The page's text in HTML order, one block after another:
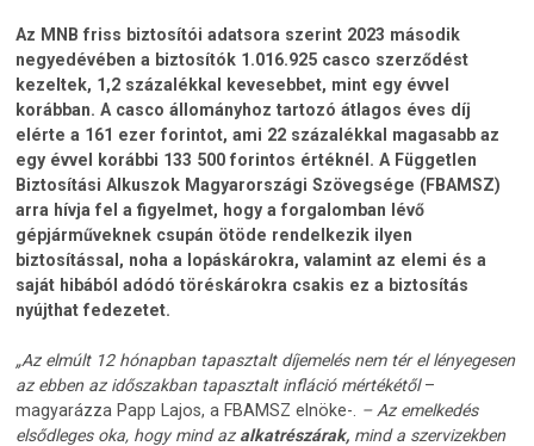
Az MNB friss biztosítói adatsora szerint 2023 második
negyedévében a biztosítók 1.016.925 casco szerződést
kezeltek, 1,2 százalékkal kevesebbet, mint egy évvel
korábban. A casco állományhoz tartozó átlagos éves díj
elérte a 161 ezer forintot, ami 22 százalékkal magasabb az
egy évvel korábbi 133 500 forintos értéknél. A Független
Biztosítási Alkuszok Magyarországi Szövegsége (FBAMSZ)
arra hívja fel a figyelmet, hogy a forgalomban lévő
gépjárműveknek csupán ötöde rendelkezik ilyen
biztosítással, noha a lopáskárokra, valamint az elemi és a
saját hibából adódó töréskárokra csakis ez a biztosítás
nyújthat fedezetet.
„Az elmúlt 12 hónapban tapasztalt díjemelés nem tér el lényegesen
az ebben az időszakban tapasztalt infláció mértékétől–
magyarázza Papp Lajos, a FBAMSZ elnöke-. – Az emelkedés
elsődleges oka, hogy mind az alkatrészárak, mind a szervizekben